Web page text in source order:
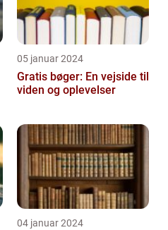
05 januar 2024
Gratis bøger: En vejside til
viden og oplevelser
04 januar 2024